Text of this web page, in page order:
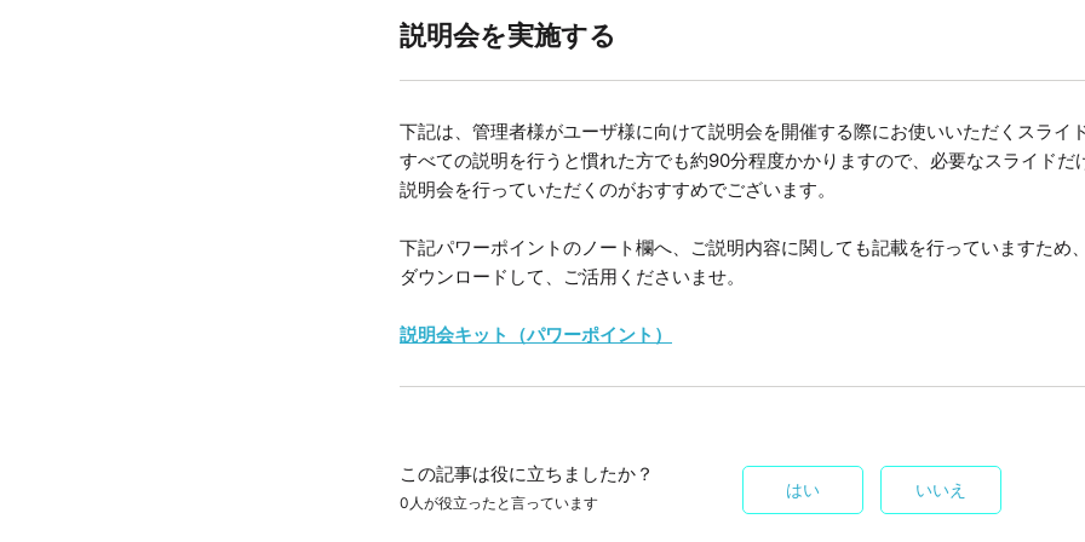
説明会を実施する
下記は、管理者様がユーザ様に向けて説明会を開催する際にお使いいただくスライド
すべての説明を行うと慣れた方でも約90分程度かかりますので、必要なスライドだ
説明会を行っていただくのがおすすめでございます。
下記パワーポイントのノート欄へ、ご説明内容に関しても記載を行っていますため、
ダウンロードして、ご活用くださいませ。
説明会キット（パワーポイント）
この記事は役に立ちましたか？
0人が役立ったと言っています
はい いいえ